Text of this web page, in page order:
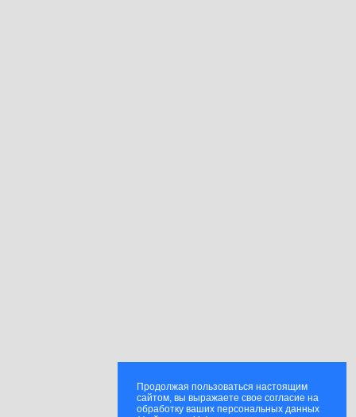
Продолжая пользоваться настоящим
сайтом, вы выражаете свое согласие на
обработку ваших персональных данных